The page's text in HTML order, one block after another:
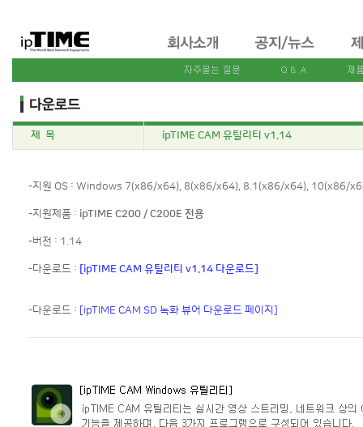
제 목 ipTIME CAM 유틸리티 v1.14
-지원 OS : Windows 7(x86/x64), 8(x86/x64), 8.1(x86/x64), 10(x86/
-지원제품 : ipTIME C200 / C200E 전용
-버전 : 1.14
-다운로드 : [ipTIME CAM 유틸리티 v1.14 다운로드]
-다운로드 : [ipTIME CAM SD 녹화 뷰어 다운로드 페이지]